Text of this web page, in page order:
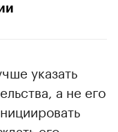
указать
а не его